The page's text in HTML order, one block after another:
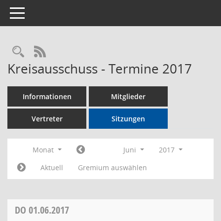
Toggle navigation
Rechercheauswahl
RSS-Feed
Kreisausschuss - Termine 2017
Informationen Mitglieder
Vertreter Sitzungen
Monat Juni
2017
Aktuell
Gremium auswählen
DO 01.06.2017